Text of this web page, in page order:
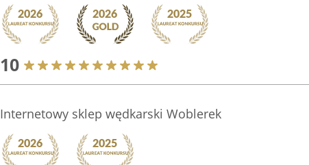
10
Internetowy sklep wędkarski Woblerek